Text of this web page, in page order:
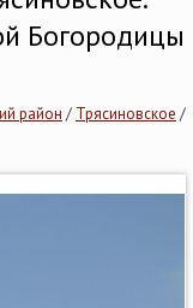
Богородицы
район / Трясиновское /